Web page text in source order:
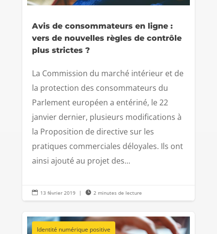
Avis de consommateurs en ligne :
vers de nouvelles règles de contrôle
plus strictes ?
La Commission du marché intérieur et de
la protection des consommateurs du
Parlement européen a entériné, le 22
janvier dernier, plusieurs modifications à
la Proposition de directive sur les
pratiques commerciales déloyales. Ils ont
ainsi ajouté au projet des...
 13 février 2019 |  2 minutes de lecture
Identité numérique positive